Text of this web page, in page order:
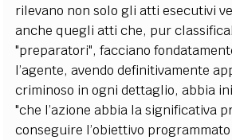
rilevano non solo gli atti esecutivi
anche quegli atti che, pur
"preparatori", facciano
l’agente, avendo definitivamente
criminoso in ogni dettaglio, abbia
"che l’azione abbia la significativa
conseguire l’obiettivo